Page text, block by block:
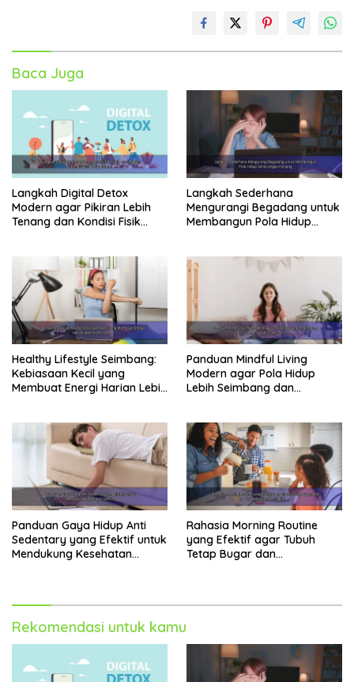
Baca Juga
Langkah Digital Detox
Modern agar Pikiran Lebih
Tenang dan Kondisi Fisik
Langkah Sederhana
Mengurangi Begadang untuk
Membangun Pola Hidup
Healthy Lifestyle Seimbang:
Kebiasaan Kecil yang
Membuat Energi Harian Lebih
Panduan Mindful Living
Modern agar Pola Hidup
Lebih Seimbang dan
Panduan Gaya Hidup Anti
Sedentary yang Efektif untuk
Mendukung Kesehatan
Rahasia Morning Routine
yang Efektif agar Tubuh
Tetap Bugar dan
Rekomendasi untuk kamu